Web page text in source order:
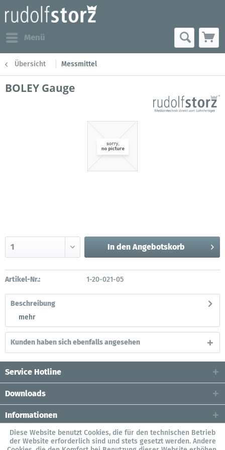
Menü
Übersicht Messmittel
BOLEY Gauge
In den Angebotskorb
Artikel-Nr.: 1-20-021-05
Beschreibung
mehr
Kunden haben sich ebenfalls angesehen
Service Hotline
Downloads
Informationen
Diese Website benutzt Cookies, die für den technischen Betrieb
der Website erforderlich sind und stets gesetzt werden. Andere